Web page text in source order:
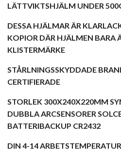
LÄTTVIKTSHJÄLM UNDER
DESSA HJÄLMAR ÄR
KOPIOR DÄR HJÄLMEN BARA
KLISTERMÄRKE
STÅRLNINGSSKYDDADE
CERTIFIERADE
STORLEK 300X240X220MM
DUBBLA ARCSENSORER
BATTERIBACKUP CR2432
DIN 4-14